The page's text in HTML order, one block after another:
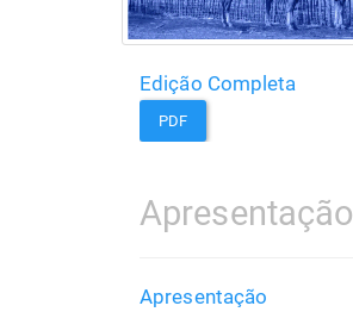
Edição Completa
PDF
Apresentação
Apresentação